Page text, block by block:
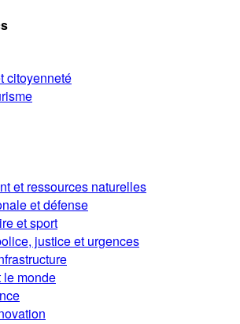
citoyenneté
et ressources naturelles
et défense
et sport
justice et urgences
le monde